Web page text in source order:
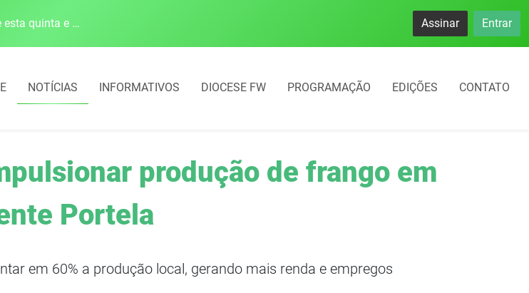
Defesa Civil alerta para risco de tornado e tempestades severas no RS entre esta quinta e sexta-feira Assinar Entrar
NOTÍCIAS INFORMATIVOS DIOCESE FW PROGRAMAÇÃO EDIÇÕES CONTATO
produção de frango em
Portela
em 60% a produção local, gerando mais renda e empregos